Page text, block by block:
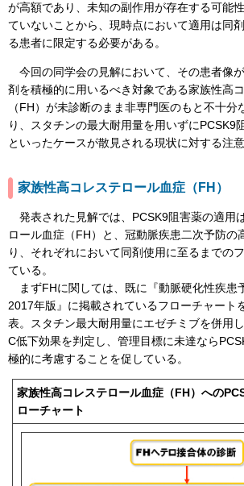
が高額であり、未知の副作用が存在する可能
ていないことから、現時点において適用は同
る患者に限定する必要がある。
今回の同学会の見解において、その患者像
剤を積極的に用いるべき対象である家族性高
（FH）が未診断のまま非専門医のもと不十分
り、スタチンの最大耐用量を用いずにPCSK9
といったケースが散見される現状に対する注
家族性高コレステロール血症（FH）
発表された見解では、PCSK9阻害薬の適用
ロール血症（FH）と、冠動脈疾患二次予防の
り、それぞれにおいて同剤使用に至るまでの
ている。
まずFHに関しては、既に『動脈硬化性疾患
2017年版』に掲載されているフローチャート
表。スタチン最大耐用量にエゼチミブを併用
C低下効果を判定し、管理目標に未達なら
極的に考慮することを促している。
家族性高コレステロール血症（FH）への
ローチャート